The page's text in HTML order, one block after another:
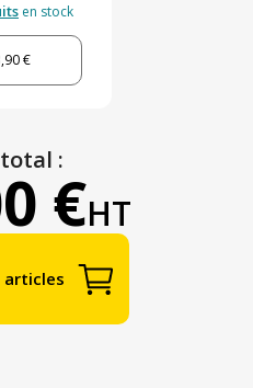
en stock
€
:
€HT
articles